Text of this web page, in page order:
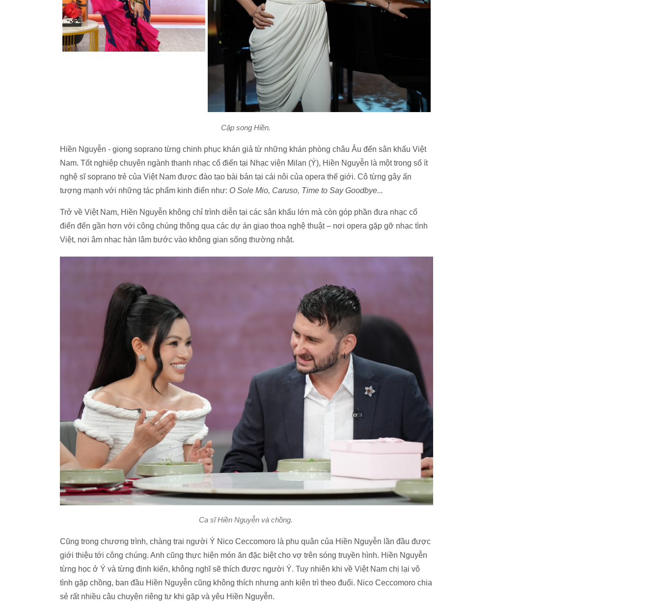
Cặp song Hiền.
Hiền Nguyễn - giọng soprano từng chinh phục khán giả từ những khán phòng châu Âu đến sân khấu Việt
Nam. Tốt nghiệp chuyên ngành thanh nhạc cổ điển tại Nhạc viện Milan (Ý), Hiền Nguyễn là một trong số ít
nghệ sĩ soprano trẻ của Việt Nam được đào tạo bài bản tại cái nôi của opera thế giới. Cô từng gây ấn
tượng mạnh với những tác phẩm kinh điển như: O Sole Mio, Caruso, Time to Say Goodbye...
Trở về Việt Nam, Hiền Nguyễn không chỉ trình diễn tại các sân khấu lớn mà còn góp phần đưa nhạc cổ
điển đến gần hơn với công chúng thông qua các dự án giao thoa nghệ thuật – nơi opera gặp gỡ nhạc tình
Việt, nơi âm nhạc hàn lâm bước vào không gian sống thường nhật.
Ca sĩ Hiền Nguyễn và chồng.
Cũng trong chương trình, chàng trai người Ý Nico Ceccomoro là phu quân của Hiền Nguyễn lần đầu được
giới thiệu tới công chúng. Anh cũng thực hiện món ăn đặc biệt cho vợ trên sóng truyền hình. Hiền Nguyễn
từng học ở Ý và từng định kiến, không nghĩ sẽ thích được người Ý. Tuy nhiên khi về Việt Nam chị lại vô
tình gặp chồng, ban đầu Hiền Nguyễn cũng không thích nhưng anh kiên trì theo đuổi. Nico Ceccomoro chia
sẻ rất nhiều câu chuyện riêng tư khi gặp và yêu Hiền Nguyễn.